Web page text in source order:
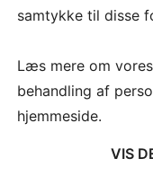
samtykke til disse
Læs mere om
behandling af
hjemmeside.
VIS